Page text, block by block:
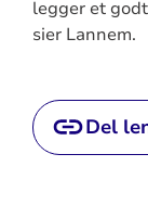
legger et
sier Lannem.
Del